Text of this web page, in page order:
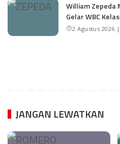
William Zepeda
Gelar WBC
2 Agustus 2026
JANGAN LEWATKAN